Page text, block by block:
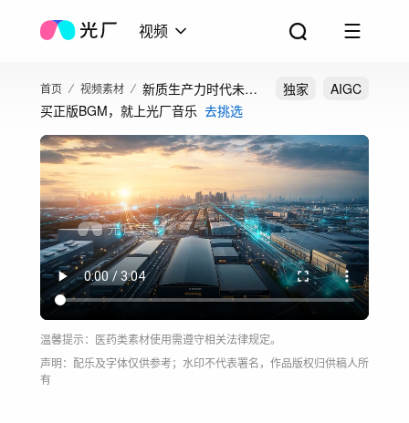
视频
首页 视频素材
新质生产力时代未来
科技中国速度高速发
展
独家
AIGC
买正版BGM，就上光厂音乐 去挑选
温馨提示：医药类素材使用需遵守相关法律规定。
声明：配乐及字体仅供参考；水印不代表署名，作品版权归供稿人所
有